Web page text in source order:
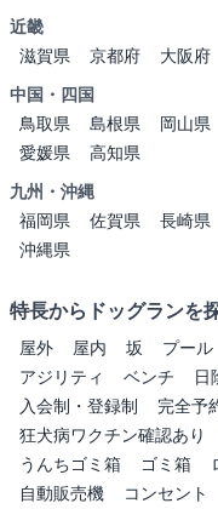
近畿
滋賀県
京都府 大阪府
中国・四国
鳥取県
島根県 岡山県
愛媛県
高知県
九州・沖縄
福岡県
佐賀県 長崎県
沖縄県
特長からドッグランを
屋外 屋内 坂 プール
アジリティ
ベンチ 日
入会制・登録制
完全予
狂犬病ワクチン確認あり
うんちゴミ箱
ゴミ箱
自動販売機
コンセント